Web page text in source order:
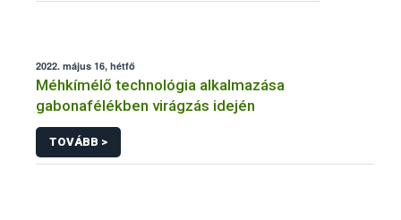
2022. május 16, hétfő
Méhkímélő technológia alkalmazása
gabonafélékben virágzás idején
TOVÁBB >